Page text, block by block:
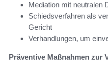
Mediation mit neutralen
Schiedsverfahren als
Gericht
Verhandlungen, um
Präventive Maßnahmen zur